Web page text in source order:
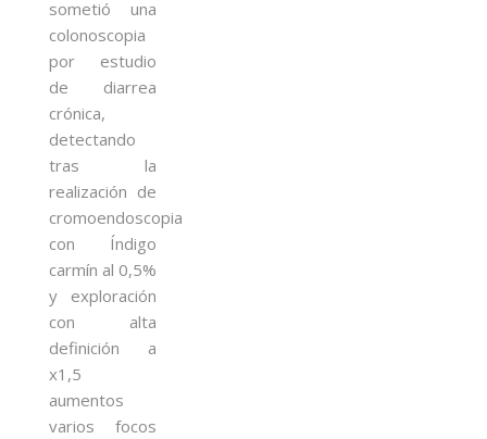
sometió una
colonoscopia
por estudio
de diarrea
crónica,
detectando
tras la
realización de
cromoendoscopia
con Índigo
carmín al 0,5%
y exploración
con alta
definición a
x1,5
aumentos
varios focos